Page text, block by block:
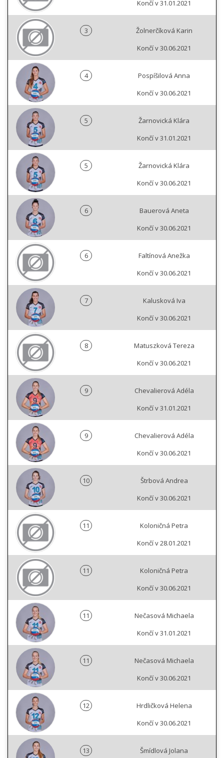
Končí v 31.01.2021
3
Žolnerčíková Karin
Končí v 30.06.2021
4
Pospíšilová Anna
Končí v 30.06.2021
5
Žarnovická Klára
Končí v 31.01.2021
5
Žarnovická Klára
Končí v 30.06.2021
6
Bauerová Aneta
Končí v 30.06.2021
6
Faltínová Anežka
Končí v 30.06.2021
7
Kalusková Iva
Končí v 30.06.2021
8
Matuszková Tereza
Končí v 30.06.2021
9
Chevalierová Adéla
Končí v 31.01.2021
9
Chevalierová Adéla
Končí v 30.06.2021
10
Štrbová Andrea
Končí v 30.06.2021
11
Koloničná Petra
Končí v 28.01.2021
11
Koloničná Petra
Končí v 30.06.2021
11
Nečasová Michaela
Končí v 31.01.2021
11
Nečasová Michaela
Končí v 30.06.2021
12
Hrdličková Helena
Končí v 30.06.2021
13
Šmídlová Jolana